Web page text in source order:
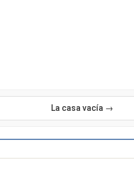
La casa vacía →